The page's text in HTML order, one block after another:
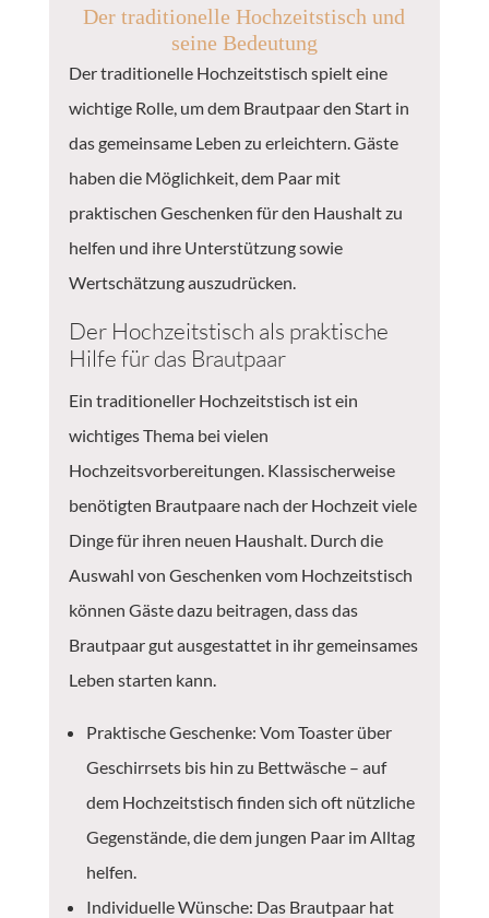
Der traditionelle Hochzeitstisch und
seine Bedeutung
Der traditionelle Hochzeitstisch spielt eine
wichtige Rolle, um dem Brautpaar den Start in
das gemeinsame Leben zu erleichtern. Gäste
haben die Möglichkeit, dem Paar mit
praktischen Geschenken für den Haushalt zu
helfen und ihre Unterstützung sowie
Wertschätzung auszudrücken.
Der Hochzeitstisch als praktische
Hilfe für das Brautpaar
Ein traditioneller Hochzeitstisch ist ein
wichtiges Thema bei vielen
Hochzeitsvorbereitungen. Klassischerweise
benötigten Brautpaare nach der Hochzeit viele
Dinge für ihren neuen Haushalt. Durch die
Auswahl von Geschenken vom Hochzeitstisch
können Gäste dazu beitragen, dass das
Brautpaar gut ausgestattet in ihr gemeinsames
Leben starten kann.
Praktische Geschenke: Vom Toaster über
Geschirrsets bis hin zu Bettwäsche – auf
dem Hochzeitstisch finden sich oft nützliche
Gegenstände, die dem jungen Paar im Alltag
helfen.
Individuelle Wünsche: Das Brautpaar hat